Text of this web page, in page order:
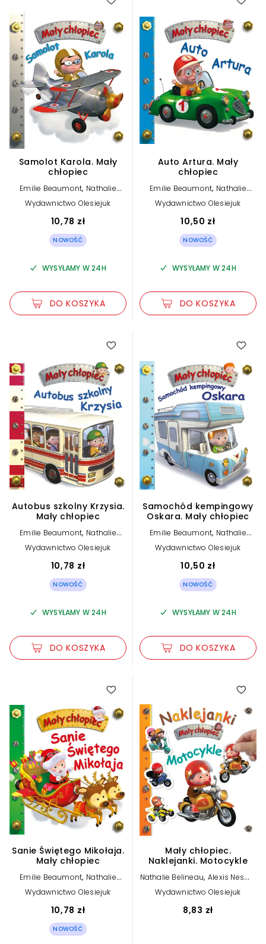
Samolot Karola. Mały
chłopiec
Emilie Beaumont, Nathalie
Belineau
Alexis Nesme (ilustr.)
Wydawnictwo Olesiejuk
10,78 zł
NOWOŚĆ
WYSYŁAMY W 24H
DO KOSZYKA
Auto Artura. Mały
chłopiec
Emilie Beaumont, Nathalie
Belineau
Alexis Nesme (ilustr.)
Wydawnictwo Olesiejuk
10,50 zł
NOWOŚĆ
WYSYŁAMY W 24H
DO KOSZYKA
5.00
Autobus szkolny Krzysia.
Mały chłopiec
Emilie Beaumont, Nathalie
Belineau
Alexis Nesme (ilustr.)
Wydawnictwo Olesiejuk
10,78 zł
NOWOŚĆ
WYSYŁAMY W 24H
DO KOSZYKA
Samochód kempingowy
Oskara. Mały chłopiec
Emilie Beaumont, Nathalie
Belineau
Alexis Nesme (ilustr.)
Anna Matusik (tłum.)
Wydawnictwo Olesiejuk
10,50 zł
NOWOŚĆ
WYSYŁAMY W 24H
DO KOSZYKA
Sanie Świętego Mikołaja.
Mały chłopiec
Emilie Beaumont, Nathalie
Belineau
Alexis Nesme (ilustr.)
Andrzej Wiśniewski (tłum.)
Wydawnictwo Olesiejuk
10,78 zł
NOWOŚĆ
Mały chłopiec.
Naklejanki. Motocykle
Nathalie Belineau,Alexis Nesme
(ilustr.)
Wydawnictwo Olesiejuk
8,83 zł